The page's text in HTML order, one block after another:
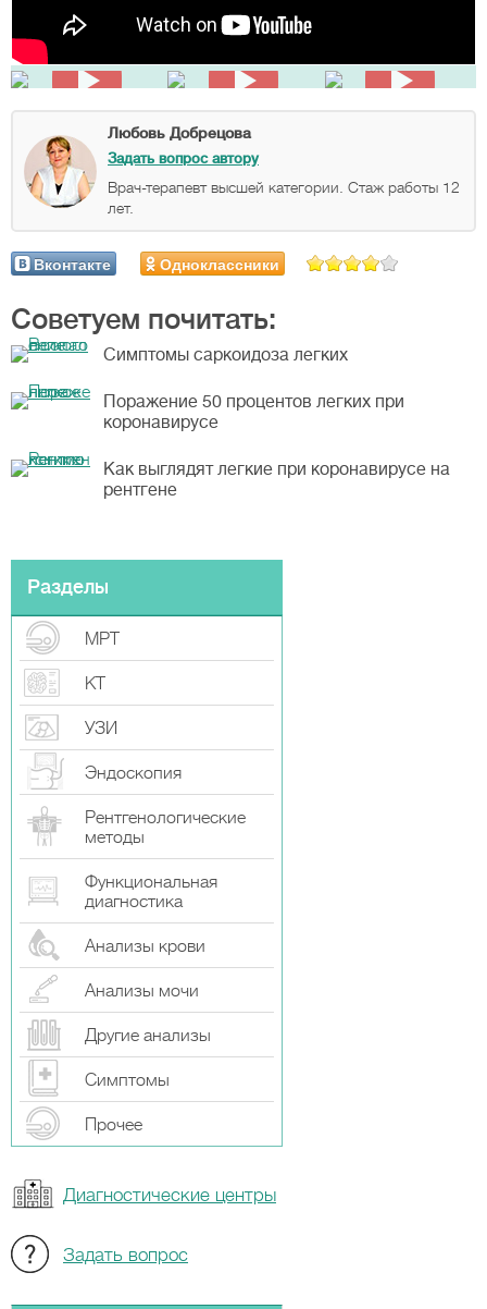
Любовь Добрецова
Задать вопрос автору
Врач-терапевт высшей категории. Стаж работы 12
лет.
Вконтакте Одноклассники
Советуем почитать:
Симптомы саркоидоза легких
Поражение 50 процентов легких при
коронавирусе
Как выглядят легкие при коронавирусе на
рентгене
Разделы
МРТ
КТ
УЗИ
Эндоскопия
Рентгенологические
методы
Функциональная
диагностика
Анализы крови
Анализы мочи
Другие анализы
Симптомы
Прочeе
Диагностические центры
Задать вопрос